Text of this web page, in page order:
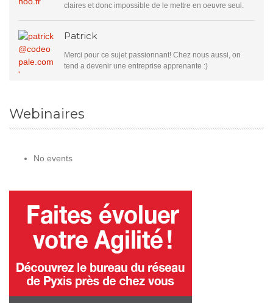
claires et donc impossible de le mettre en oeuvre seul.
Patrick
Merci pour ce sujet passionnant! Chez nous aussi, on
tend a devenir une entreprise apprenante :)
Webinaires
No events